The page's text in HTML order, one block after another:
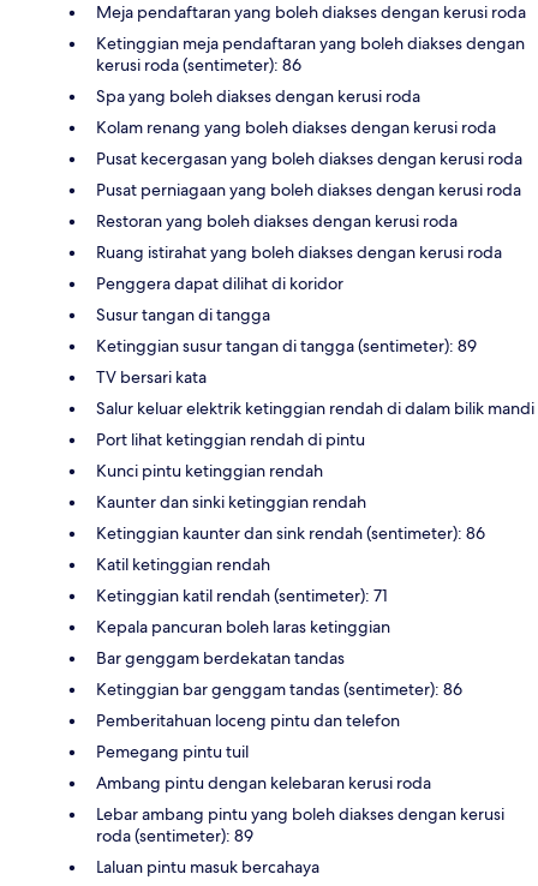
Meja pendaftaran yang boleh diakses dengan kerusi roda
Ketinggian meja pendaftaran yang boleh diakses dengan
kerusi roda (sentimeter): 86
Spa yang boleh diakses dengan kerusi roda
Kolam renang yang boleh diakses dengan kerusi roda
Pusat kecergasan yang boleh diakses dengan kerusi roda
Pusat perniagaan yang boleh diakses dengan kerusi roda
Restoran yang boleh diakses dengan kerusi roda
Ruang istirahat yang boleh diakses dengan kerusi roda
Penggera dapat dilihat di koridor
Susur tangan di tangga
Ketinggian susur tangan di tangga (sentimeter): 89
TV bersari kata
Salur keluar elektrik ketinggian rendah di dalam bilik mandi
Port lihat ketinggian rendah di pintu
Kunci pintu ketinggian rendah
Kaunter dan sinki ketinggian rendah
Ketinggian kaunter dan sink rendah (sentimeter): 86
Katil ketinggian rendah
Ketinggian katil rendah (sentimeter): 71
Kepala pancuran boleh laras ketinggian
Bar genggam berdekatan tandas
Ketinggian bar genggam tandas (sentimeter): 86
Pemberitahuan loceng pintu dan telefon
Pemegang pintu tuil
Ambang pintu dengan kelebaran kerusi roda
Lebar ambang pintu yang boleh diakses dengan kerusi
roda (sentimeter): 89
Laluan pintu masuk bercahaya